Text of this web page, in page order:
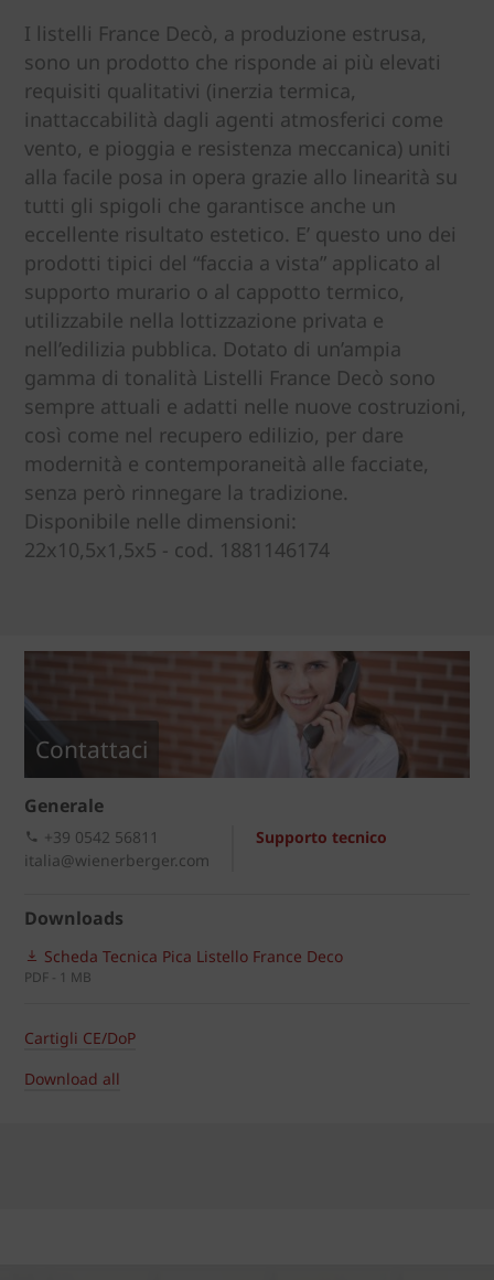
I listelli France Decò, a produzione estrusa,
sono un prodotto che risponde ai più elevati
requisiti qualitativi (inerzia termica,
inattaccabilità dagli agenti atmosferici come
vento, e pioggia e resistenza meccanica) uniti
alla facile posa in opera grazie allo linearità su
tutti gli spigoli che garantisce anche un
eccellente risultato estetico. E’ questo uno dei
prodotti tipici del “faccia a vista” applicato al
supporto murario o al cappotto termico,
utilizzabile nella lottizzazione privata e
nell’edilizia pubblica. Dotato di un’ampia
gamma di tonalità Listelli France Decò sono
sempre attuali e adatti nelle nuove costruzioni,
così come nel recupero edilizio, per dare
modernità e contemporaneità alle facciate,
senza però rinnegare la tradizione.
Disponibile nelle dimensioni:
22x10,5x1,5x5 - cod. 1881146174
Contattaci
Generale
Supporto tecnico
+39 0542 56811
italia@wienerberger.com
Downloads
Scheda Tecnica Pica Listello France Deco
PDF - 1 MB
Cartigli CE/DoP
Download all